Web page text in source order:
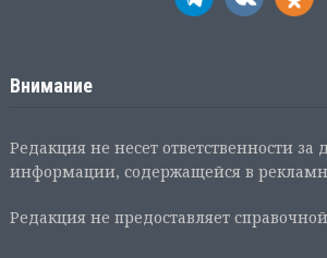
Внимание
Редакция не несет ответственности за
информации, содержащейся в
Редакция не предоставляет